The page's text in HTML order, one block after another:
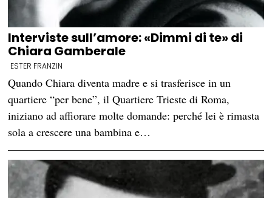
Interviste sull’amore: «Dimmi di te» di
Chiara Gamberale
ESTER FRANZIN
Quando Chiara diventa madre e si trasferisce in un
quartiere “per bene”, il Quartiere Trieste di Roma,
iniziano ad affiorare molte domande: perché lei è rimasta
sola a crescere una bambina e…